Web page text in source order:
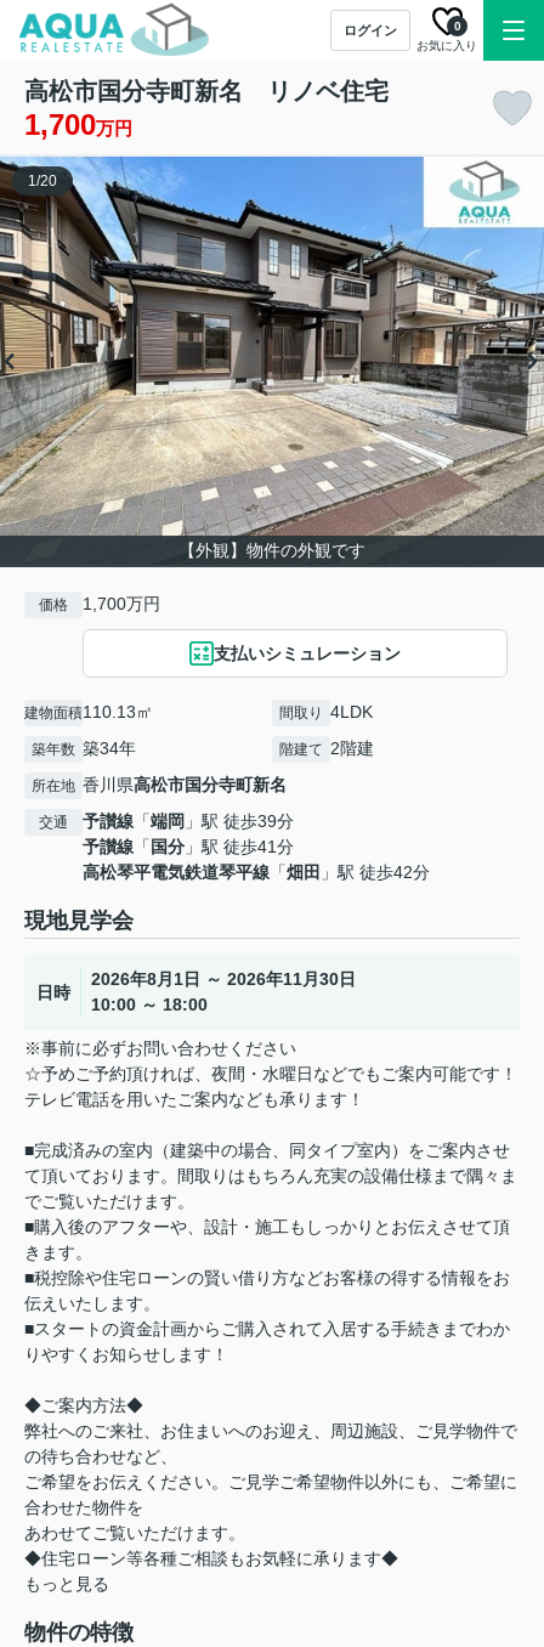
ログイン
お気に入り
0
高松市国分寺町新名 リノベ住宅
1,700万円
【外観】物件の外観です
1/20
価格 1,700万円
支払いシミュレーション
建物面積110.13㎡ 間取り 4LDK
築年数 築34年 階建て 2階建
所在地 香川県高松市国分寺町新名
交通 予讃線 「端岡 」駅 徒歩39分
予讃線 「 国分 」駅 徒歩41分
高松琴平電気鉄道琴平線 「畑田 」駅 徒歩42分
現地見学会
日時
2026年8月1日 ～ 2026年11月30日
10:00 ～ 18:00
※事前に必ずお問い合わせください
☆予めご予約頂ければ、夜間・水曜日などでもご案内可能です！
テレビ電話を用いたご案内なども承ります！
■完成済みの室内（建築中の場合、同タイプ室内）をご案内させ
て頂いております。間取りはもちろん充実の設備仕様まで隅々ま
でご覧いただけます。
■購入後のアフターや、設計・施工もしっかりとお伝えさせて頂
きます。
■税控除や住宅ローンの賢い借り方などお客様の得する情報をお
伝えいたします。
■スタートの資金計画からご購入されて入居する手続きまでわか
りやすくお知らせします！
◆ご案内方法◆
弊社へのご来社、お住まいへのお迎え、周辺施設、ご見学物件で
の待ち合わせなど、
ご希望をお伝えください。ご見学ご希望物件以外にも、ご希望に
合わせた物件を
あわせてご覧いただけます。
◆住宅ローン等各種ご相談もお気軽に承ります◆
もっと見る
物件の特徴